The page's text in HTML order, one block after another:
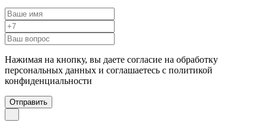
Нажимая на кнопку, вы даете согласие на обработку
персональных данных и соглашаетесь c политикой
конфиденциальности
Отправить